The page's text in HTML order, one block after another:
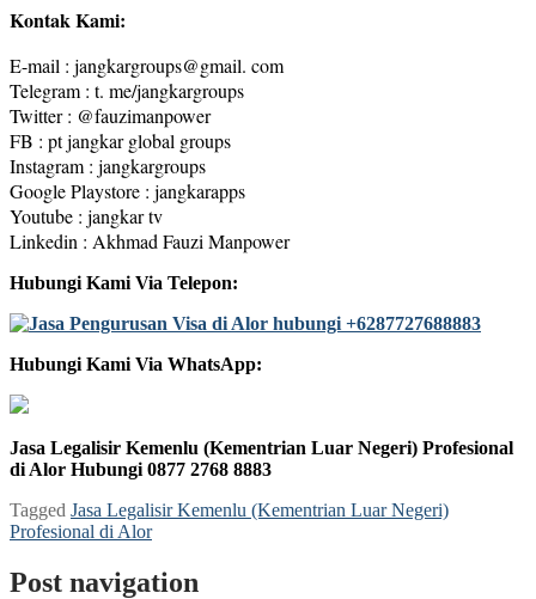
Kontak Kami:
E-mail : jangkargroups@gmail. com
Telegram : t. me/jangkargroups
Twitter : @fauzimanpower
FB : pt jangkar global groups
Instagram : jangkargroups
Google Playstore : jangkarapps
Youtube : jangkar tv
Linkedin : Akhmad Fauzi Manpower
Hubungi Kami Via Telepon:
Hubungi Kami Via WhatsApp:
Jasa Legalisir Kemenlu (Kementrian Luar Negeri) Profesional
di Alor Hubungi 0877 2768 8883
Tagged Jasa Legalisir Kemenlu (Kementrian Luar Negeri)
Profesional di Alor
Post navigation